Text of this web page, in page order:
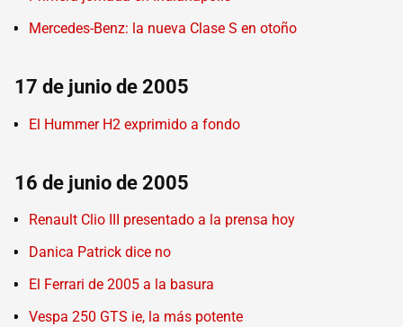
Mercedes-Benz: la nueva Clase S en otoño
17 de junio de 2005
El Hummer H2 exprimido a fondo
16 de junio de 2005
Renault Clio III presentado a la prensa hoy
Danica Patrick dice no
El Ferrari de 2005 a la basura
Vespa 250 GTS ie, la más potente